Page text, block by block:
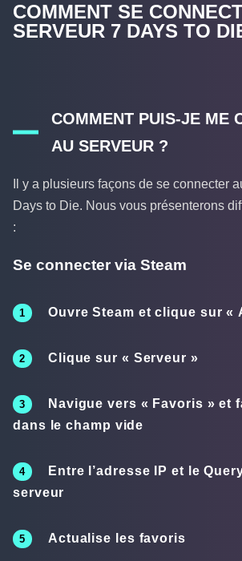
COMMENT SE
SERVEUR 7 DAYS TO
COMMENT PUIS-JE ME
AU SERVEUR ?
Il y a plusieurs façons de se connecter
Days to Die. Nous vous présenterons
:
Se connecter via Steam
Ouvre Steam et clique sur «
Clique sur « Serveur »
Navigue vers « Favoris » et
dans le champ vide
Entre l’adresse IP et le
serveur
Actualise les favoris